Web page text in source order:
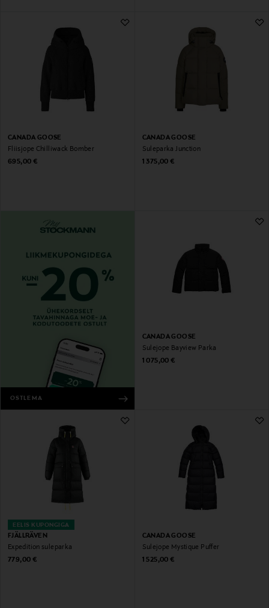
CANADA GOOSE
Fliisjope Chilliwack Bomber
Original Price
695,00 €
CANADA GOOSE
Suleparka Junction
Original Price
1 375,00 €
OSTLEMA
CANADA GOOSE
Sulejope Bayview Parka
Original Price
1 075,00 €
EELIS KUPONGIGA
FJÄLLRÄVEN
Expedition suleparka
Original Price
779,00 €
CANADA GOOSE
Sulejope Mystique Puffer
Original Price
1 525,00 €